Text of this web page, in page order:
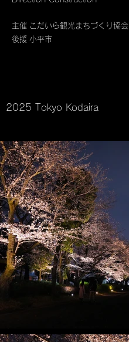
主催 こだいら観光まちづくり協会
後援 小平市
2025 Tokyo Kodaira